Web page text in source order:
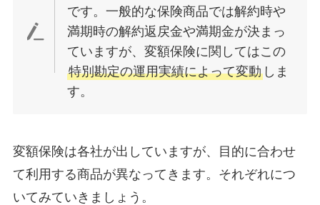
です。一般的な保険商品では解約時や
満期時の解約返戻金や満期金が決まっ
ていますが、変額保険に関してはこの
特別勘定の運用実績によって変動 しま
す。
変額保険は各社が出していますが、目的に合わせ
て利用する商品が異なってきます。それぞれにつ
いてみていきましょう。